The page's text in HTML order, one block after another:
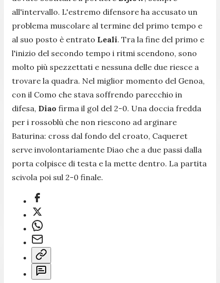
all'intervallo. L'estremo difensore ha accusato un
problema muscolare al termine del primo tempo e
al suo posto è entrato Leali. Tra la fine del primo e
l'inizio del secondo tempo i ritmi scendono, sono
molto più spezzettati e nessuna delle due riesce a
trovare la quadra. Nel miglior momento del Genoa,
con il Como che stava soffrendo parecchio in
difesa, Diao firma il gol del 2-0. Una doccia fredda
per i rossoblù che non riescono ad arginare
Baturina: cross dal fondo del croato, Caqueret
serve involontariamente Diao che a due passi dalla
porta colpisce di testa e la mette dentro. La partita
scivola poi sul 2-0 finale.